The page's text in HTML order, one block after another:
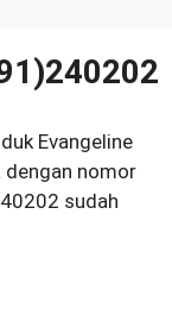
Evangeline
dengan nomor
sudah